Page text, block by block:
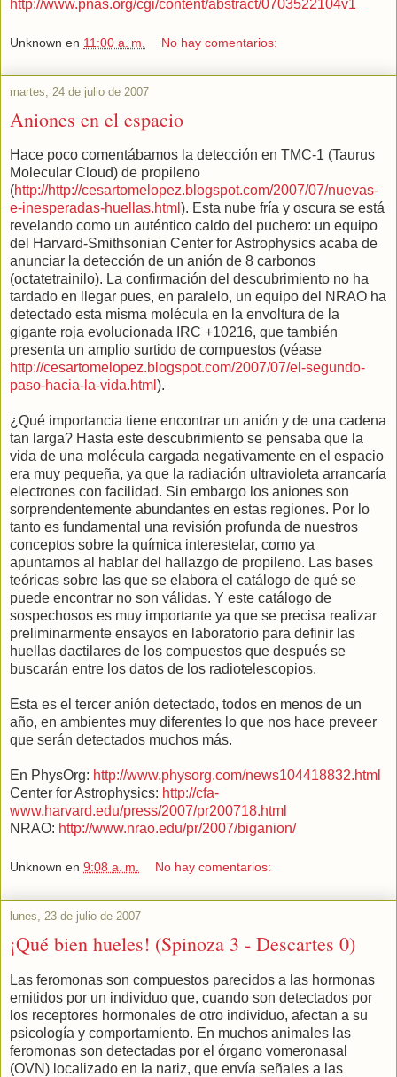
http://www.pnas.org/cgi/content/abstract/0703522104v1
Unknown en 11:00 a. m. No hay comentarios:
martes, 24 de julio de 2007
Aniones en el espacio
Hace poco comentábamos la detección en TMC-1 (Taurus
Molecular Cloud) de propileno
(http://http://cesartomelopez.blogspot.com/2007/07/nuevas-
e-inesperadas-huellas.html ). Esta nube fría y oscura se está
revelando como un auténtico caldo del puchero: un equipo
del Harvard-Smithsonian Center for Astrophysics acaba de
anunciar la detección de un anión de 8 carbonos
(octatetrainilo). La confirmación del descubrimiento no ha
tardado en llegar pues, en paralelo, un equipo del NRAO ha
detectado esta misma molécula en la envoltura de la
gigante roja evolucionada IRC +10216, que también
presenta un amplio surtido de compuestos (véase
http://cesartomelopez.blogspot.com/2007/07/el-segundo-
paso-hacia-la-vida.html ).
¿Qué importancia tiene encontrar un anión y de una cadena
tan larga? Hasta este descubrimiento se pensaba que la
vida de una molécula cargada negativamente en el espacio
era muy pequeña, ya que la radiación ultravioleta arrancaría
electrones con facilidad. Sin embargo los aniones son
sorprendentemente abundantes en estas regiones. Por lo
tanto es fundamental una revisión profunda de nuestros
conceptos sobre la química interestelar, como ya
apuntamos al hablar del hallazgo de propileno. Las bases
teóricas sobre las que se elabora el catálogo de qué se
puede encontrar no son válidas. Y este catálogo de
sospechosos es muy importante ya que se precisa realizar
preliminarmente ensayos en laboratorio para definir las
huellas dactilares de los compuestos que después se
buscarán entre los datos de los radiotelescopios.
Esta es el tercer anión detectado, todos en menos de un
año, en ambientes muy diferentes lo que nos hace preveer
que serán detectados muchos más.
En PhysOrg: http://www.physorg.com/news104418832.html
Center for Astrophysics: http://cfa-
www.harvard.edu/press/2007/pr200718.html
NRAO: http://www.nrao.edu/pr/2007/biganion/
Unknown en 9:08 a. m. No hay comentarios:
lunes, 23 de julio de 2007
¡Qué bien hueles! (Spinoza 3 - Descartes 0)
Las feromonas son compuestos parecidos a las hormonas
emitidos por un individuo que, cuando son detectados por
los receptores hormonales de otro individuo, afectan a su
psicología y comportamiento. En muchos animales las
feromonas son detectadas por el órgano vomeronasal
(OVN) localizado en la nariz, que envía señales a las